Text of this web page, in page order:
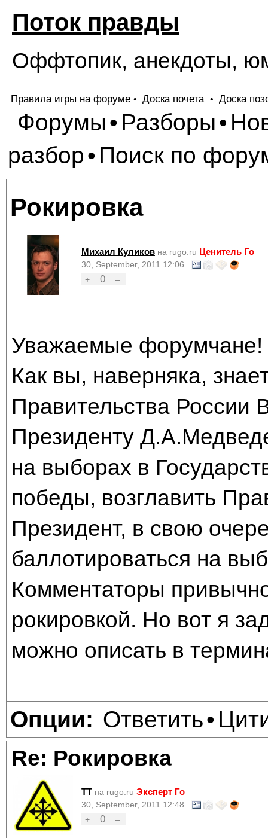
Поток правды
Оффтопик, анекдоты,
Правила игры на форуме • Доска почета • Доска
Форумы• Разборы•
разбор• Поиск по
Рокировка
Михаил Куликов на rugo.ru Ценитель Го
30, September, 2011 12:06
+
0 –
Уважаемые форумчане!
Как вы, наверняка,
Правительства России
Президенту
на выборах в
победы, возглавить
Президент, в свою
баллотироваться на
Комментаторы
рокировкой. Но вот я
можно описать в
Опции: Ответить•
Re: Рокировка
TT на rugo.ru Эксперт Го
30, September, 2011 12:48
+
0 –